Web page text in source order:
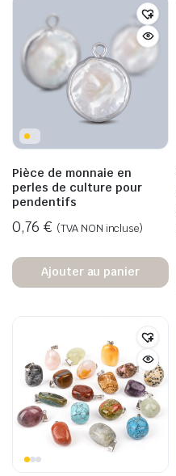
Pièce de monnaie en
perles de culture pour
pendentifs
0,76 € (TVA NON incluse)
Ajouter au panier